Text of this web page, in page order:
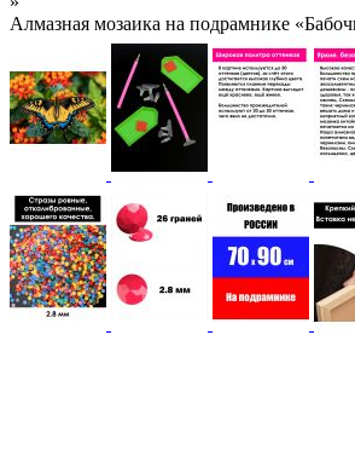
Алмазная мозаика на подрамнике